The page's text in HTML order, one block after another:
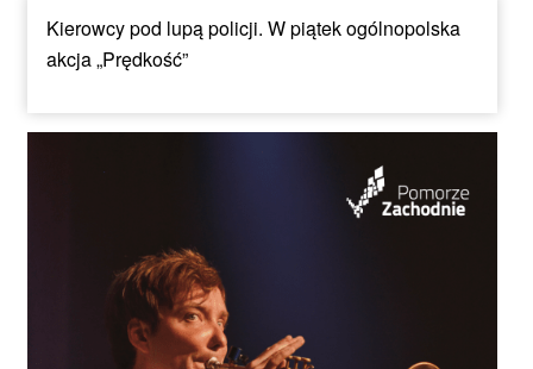
Kierowcy pod lupą policji. W piątek ogólnopolska
akcja „Prędkość”